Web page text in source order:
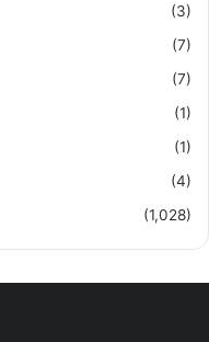
(3)
(7)
(7)
(1)
(1)
(4)
(1,028)